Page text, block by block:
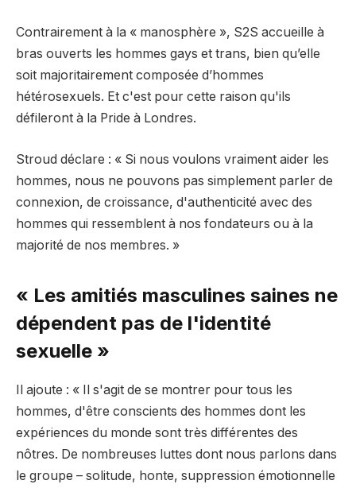
Contrairement à la « manosphère », S2S accueille à
bras ouverts les hommes gays et trans, bien qu’elle
soit majoritairement composée d’hommes
hétérosexuels. Et c'est pour cette raison qu'ils
défileront à la Pride à Londres.
Stroud déclare : « Si nous voulons vraiment aider les
hommes, nous ne pouvons pas simplement parler de
connexion, de croissance, d'authenticité avec des
hommes qui ressemblent à nos fondateurs ou à la
majorité de nos membres. »
« Les amitiés masculines saines ne
dépendent pas de l'identité
sexuelle »
Il ajoute : « Il s'agit de se montrer pour tous les
hommes, d'être conscients des hommes dont les
expériences du monde sont très différentes des
nôtres. De nombreuses luttes dont nous parlons dans
le groupe – solitude, honte, suppression émotionnelle